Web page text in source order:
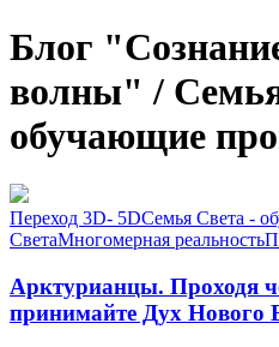
Блог
волны" /
обучающие
Переход 3D- 5DСемья Света -
СветаМногомерная реальность
Арктурианцы. Проходя
принимайте Дух Нового